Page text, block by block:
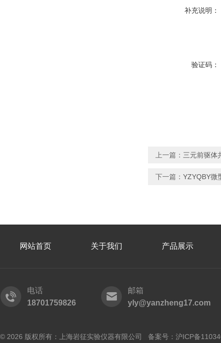
补充说明：
验证码：
上一篇： 三元前驱体
下一篇： YZYQBY微
网站首页 关于我们 产品展示
电话
18701759826
邮箱
yly@yanzheng17.com
© 2026 版权所有：上海岩征实验仪器有限公司 备案号： 沪ICP备